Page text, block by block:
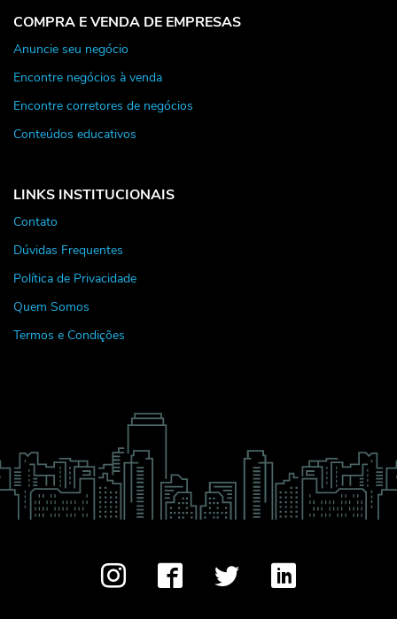
COMPRA E VENDA DE EMPRESAS
Anuncie seu negócio
Encontre negócios à venda
Encontre corretores de negócios
Conteúdos educativos
LINKS INSTITUCIONAIS
Contato
Dúvidas Frequentes
Política de Privacidade
Quem Somos
Termos e Condições